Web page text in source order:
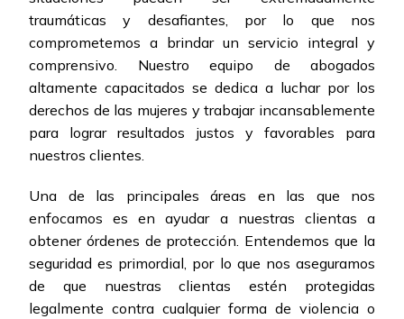
traumáticas y desafiantes, por lo que nos
comprometemos a brindar un servicio integral y
comprensivo. Nuestro equipo de abogados
altamente capacitados se dedica a luchar por los
derechos de las mujeres y trabajar incansablemente
para lograr resultados justos y favorables para
nuestros clientes.
Una de las principales áreas en las que nos
enfocamos es en ayudar a nuestras clientas a
obtener órdenes de protección. Entendemos que la
seguridad es primordial, por lo que nos aseguramos
de que nuestras clientas estén protegidas
legalmente contra cualquier forma de violencia o